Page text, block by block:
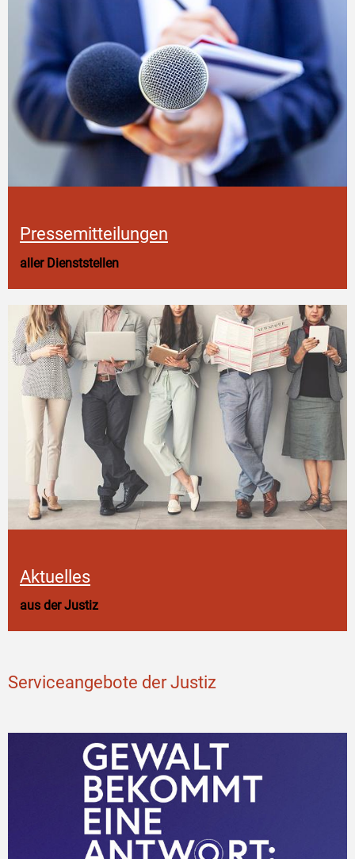
Pressemitteilungen
aller Dienststellen
Aktuelles
aus der Justiz
Serviceangebote der Justiz